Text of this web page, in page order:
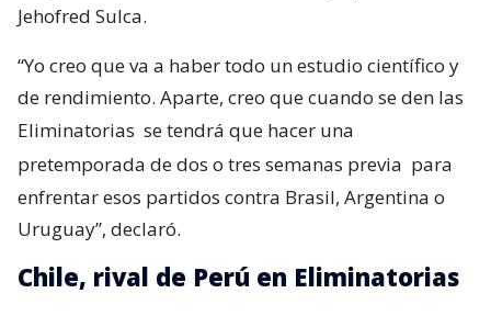
Jehofred Sulca.
“Yo creo que va a haber todo un estudio científico y
de rendimiento. Aparte, creo que cuando se den las
Eliminatorias se tendrá que hacer una
pretemporada de dos o tres semanas previa para
enfrentar esos partidos contra Brasil, Argentina o
Uruguay”, declaró.
Chile, rival de Perú en Eliminatorias